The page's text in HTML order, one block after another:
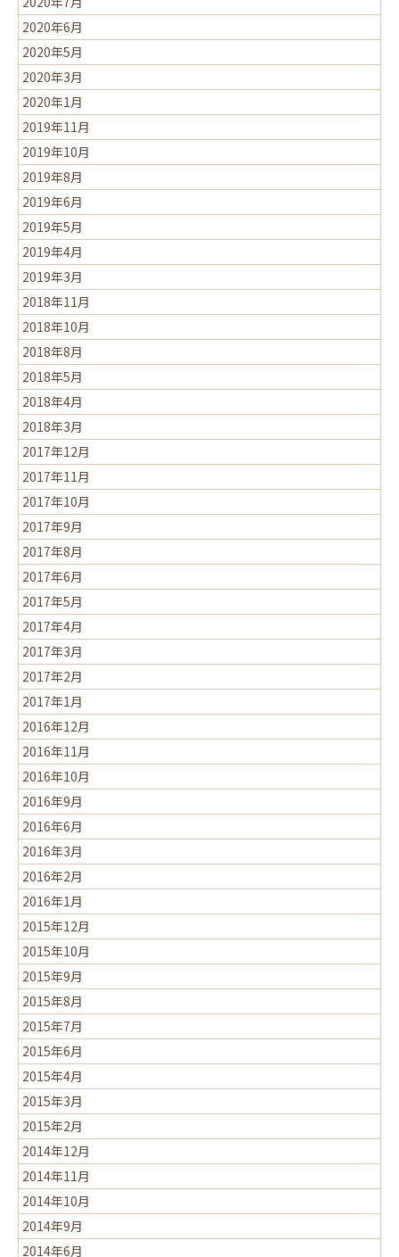
2020年6月
2020年5月
2020年3月
2020年1月
2019年11月
2019年10月
2019年8月
2019年6月
2019年5月
2019年4月
2019年3月
2018年11月
2018年10月
2018年8月
2018年5月
2018年4月
2018年3月
2017年12月
2017年11月
2017年10月
2017年9月
2017年8月
2017年6月
2017年5月
2017年4月
2017年3月
2017年2月
2017年1月
2016年12月
2016年11月
2016年10月
2016年9月
2016年6月
2016年3月
2016年2月
2016年1月
2015年12月
2015年10月
2015年9月
2015年8月
2015年7月
2015年6月
2015年4月
2015年3月
2015年2月
2014年12月
2014年11月
2014年10月
2014年9月
2014年6月